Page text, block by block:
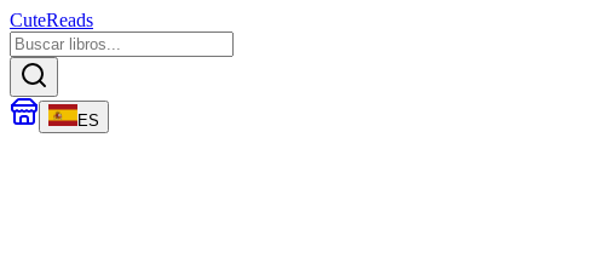
CuteReads
ES